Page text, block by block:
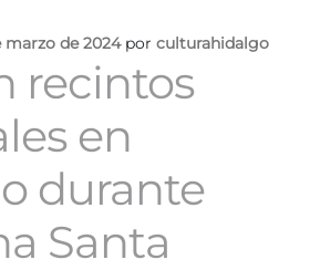
marzo de 2024 por culturahidalgo
recintos
en
durante
Santa